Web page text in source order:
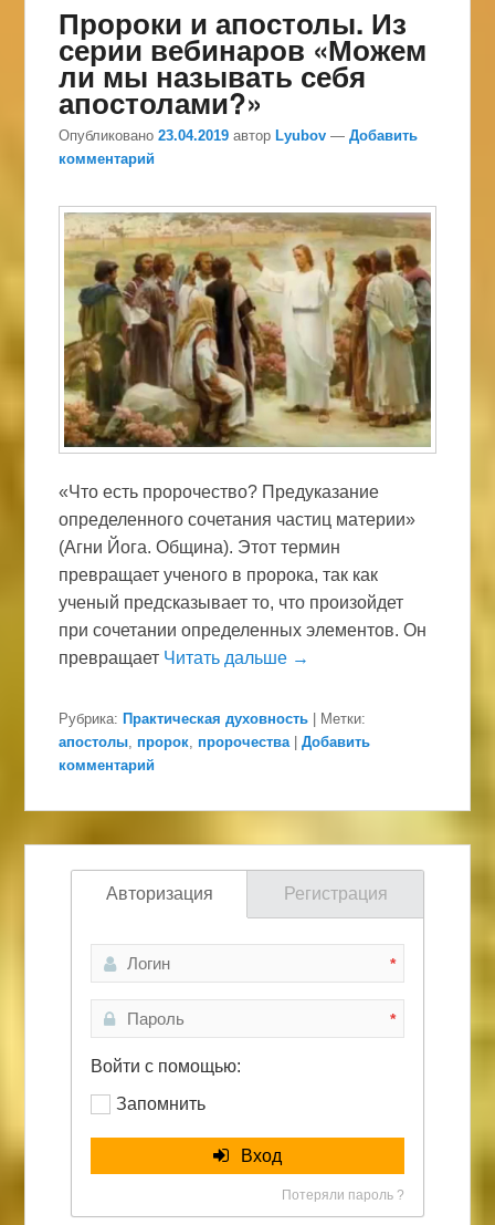
Пророки и апостолы. Из
серии вебинаров «Можем
ли мы называть себя
апостолами?»
Опубликовано23.04.2019 автор Lyubov —Добавить
комментарий
«Что есть пророчество? Предуказание
определенного сочетания частиц материи»
(Агни Йога. Община). Этот термин
превращает ученого в пророка, так как
ученый предсказывает то, что произойдет
при сочетании определенных элементов. Он
превращает Читать дальше →
Рубрика: Практическая духовность
Метки:
апостолы, пророк, пророчества |Добавить
комментарий
Авторизация Регистрация
*
*
Войти с помощью:
Запомнить
Вход
Потеряли пароль ?